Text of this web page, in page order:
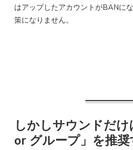
はアップしたアカウントがBANに
策になりません。
しかしサウンドだ
or グループ」を推